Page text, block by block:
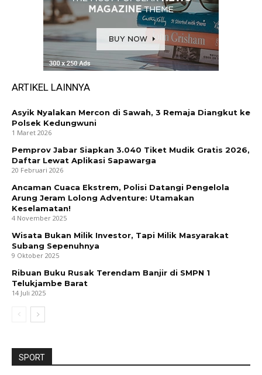
ARTIKEL LAINNYA
Asyik Nyalakan Mercon di Sawah, 3 Remaja Diangkut ke
Polsek Kedungwuni
1 Maret 2026
Pemprov Jabar Siapkan 3.040 Tiket Mudik Gratis 2026,
Daftar Lewat Aplikasi Sapawarga
20 Februari 2026
Ancaman Cuaca Ekstrem, Polisi Datangi Pengelola
Arung Jeram Lolong Adventure: Utamakan
Keselamatan!
4 November 2025
Wisata Bukan Milik Investor, Tapi Milik Masyarakat
Subang Sepenuhnya
9 Oktober 2025
Ribuan Buku Rusak Terendam Banjir di SMPN 1
Telukjambe Barat
14 Juli 2025
SPORT